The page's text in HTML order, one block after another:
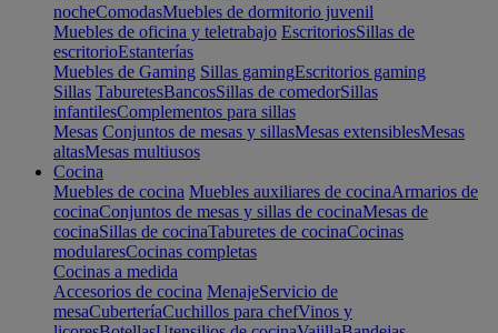
nocheComodasMuebles de dormitorio juvenil
Muebles de oficina y teletrabajo EscritoriosSillas de
escritorioEstanterías
Muebles de Gaming Sillas gamingEscritorios gaming
Sillas TaburetesBancosSillas de comedorSillas
infantilesComplementos para sillas
Mesas Conjuntos de mesas y sillasMesas extensiblesMesas
altasMesas multiusos
Cocina
Muebles de cocina Muebles auxiliares de cocinaArmarios de
cocinaConjuntos de mesas y sillas de cocinaMesas de
cocinaSillas de cocinaTaburetes de cocinaCocinas
modularesCocinas completas
Cocinas a medida
Accesorios de cocina MenajeServicio de
mesaCuberteríaCuchillos para chefVinos y